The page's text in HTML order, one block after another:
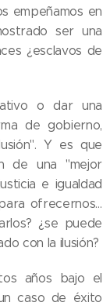
empeñamos en
ser una
¿esclavos de
o dar una
de gobierno,
Y es que
de una "mejor
e igualdad
ofrecernos…
¿se puede
con la ilusión?
años bajo el
caso de éxito